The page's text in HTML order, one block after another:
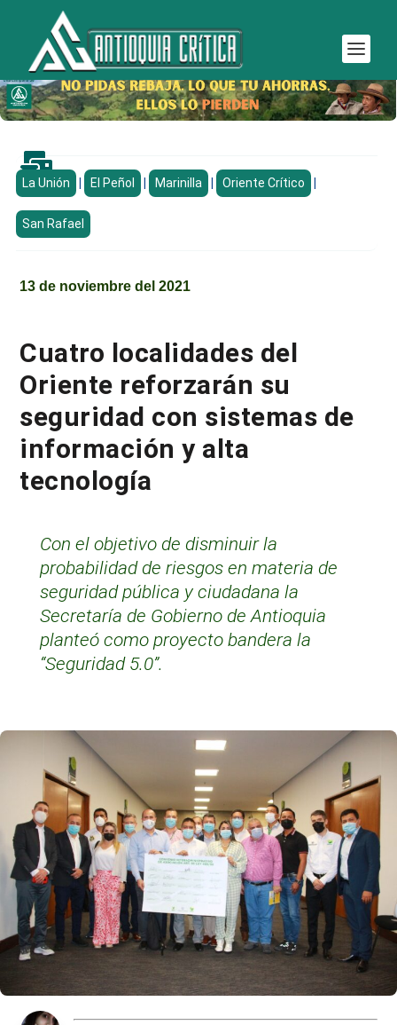

La Unión El Peñol Marinilla Oriente Crítico
San Rafael
13 de noviembre del 2021
Cuatro localidades del
Oriente reforzarán su
seguridad con sistemas de
información y alta
tecnología
Con el objetivo de disminuir la
probabilidad de riesgos en materia de
seguridad pública y ciudadana la
Secretaría de Gobierno de Antioquia
planteó como proyecto bandera la
“Seguridad 5.0”.